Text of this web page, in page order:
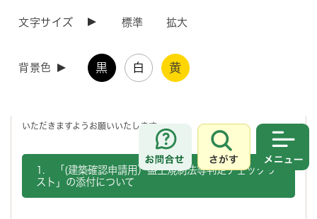
文字サイズ 標準 拡大
背景色 黒 白 黄
お問合せ
さがす
る留意点について
建築基準関係規定である、宅地造成及び特定盛土等規制法（以下「盛土
規制法」という）における宅地造成等工事規制区域（以下「規制区域」
という）が、令和7年5月26日に指定されました。（盛土規制法につい
いただきますようお願いいたします。
1. 「(建築確認申請用）盛土規制法等判定チェックリ
スト」の添付について